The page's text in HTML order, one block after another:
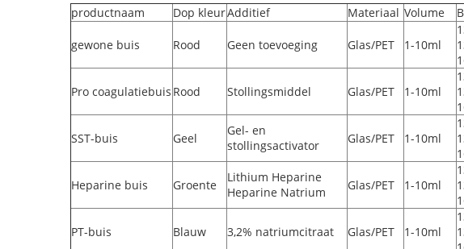
productnaam Dop kleurAdditief Materiaal Volume
gewone buis Rood Geen toevoeging Glas/PET 1-10ml
Pro coagulatiebuis Rood Stollingsmiddel Glas/PET 1-10ml
SST-buis Geel
Gel- en
stollingsactivator
Glas/PET 1-10ml
Heparine buis Groente
Lithium Heparine
Heparine Natrium
Glas/PET 1-10ml
PT-buis Blauw 3,2% natriumcitraat Glas/PET 1-10ml